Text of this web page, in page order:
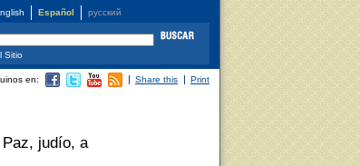
Español русский
judío, a
en: Share this Print
Sitio